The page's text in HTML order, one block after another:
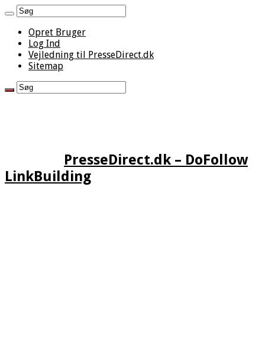
Opret Bruger
Log Ind
Vejledning til PresseDirect.dk
Sitemap
PresseDirect.dk – DoFollow
LinkBuilding